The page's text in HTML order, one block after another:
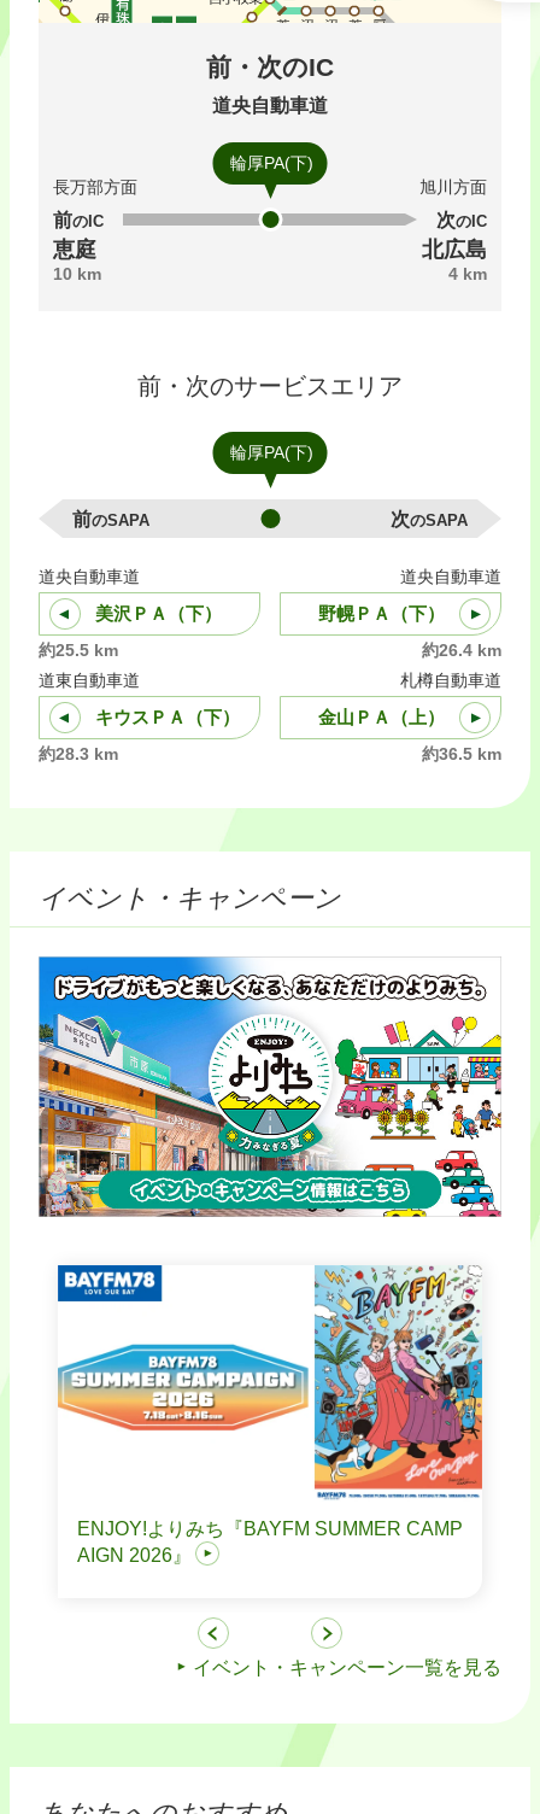
前・次のIC
道央自動車道
輪厚PA(下)
長万部方面
前のIC
恵庭
10 km
旭川方面
次のIC
北広島
4 km
前・次のサービスエリア
輪厚PA(下)
前のSAPA 次のSAPA
道央自動車道
美沢ＰＡ（下）
約25.5 km
道東自動車道
キウスＰＡ（下）
約28.3 km
道央自動車道
野幌ＰＡ（下）
約26.4 km
札樽自動車道
金山ＰＡ（上）
約36.5 km
イベント・キャンペーン
ENJOY!よりみち『BAYFM SUMMER CAMP
AIGN 2026』
イベント・キャンペーン一覧を見る